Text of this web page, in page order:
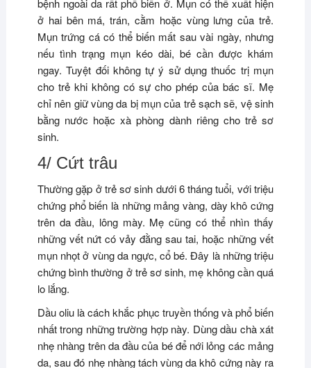
bệnh ngoài da rất phổ biến ở. Mụn có thể xuất hiện
ở hai bên má, trán, cằm hoặc vùng lưng của trẻ.
Mụn trứng cá có thể biến mất sau vài ngày, nhưng
nếu tình trạng mụn kéo dài, bé cần được khám
ngay. Tuyệt đối không tự ý sử dụng thuốc trị mụn
cho trẻ khi không có sự cho phép của bác sĩ. Mẹ
chỉ nên giữ vùng da bị mụn của trẻ sạch sẽ, vệ sinh
bằng nước hoặc xà phòng dành riêng cho trẻ sơ
sinh.
4/ Cứt trâu
Thường gặp ở trẻ sơ sinh dưới 6 tháng tuổi, với triệu
chứng phổ biến là những mảng vàng, dày khô cứng
trên da đầu, lông mày. Mẹ cũng có thể nhìn thấy
những vết nứt có vảy đằng sau tai, hoặc những vết
mụn nhọt ở vùng da ngực, cổ bé. Đây là những triệu
chứng bình thường ở trẻ sơ sinh, mẹ không cần quá
lo lắng.
Dầu oliu là cách khắc phục truyền thống và phổ biến
nhất trong những trường hợp này. Dùng dầu chà xát
nhẹ nhàng trên da đầu của bé để nới lỏng các mảng
da, sau đó nhẹ nhàng tách vùng da khô cứng này ra